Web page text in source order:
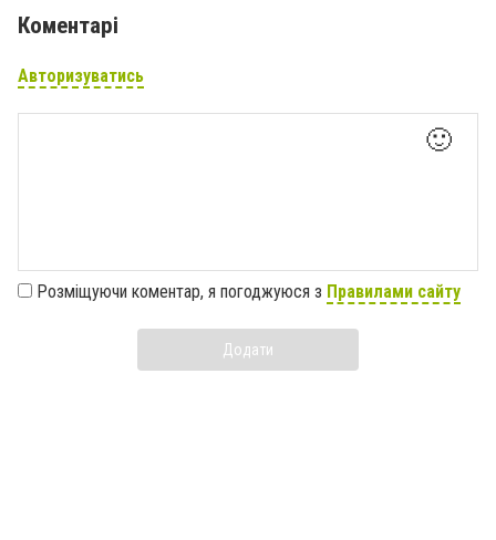
Коментарі
Авторизуватись
🙂
Розміщуючи коментар, я погоджуюся з Правилами сайту
Додати